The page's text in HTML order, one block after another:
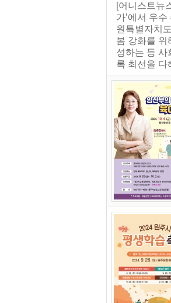
[어니스트뉴
가’에서 우
원특별자치
봄 강화를 위
성하는 등 사
록 최선을 다